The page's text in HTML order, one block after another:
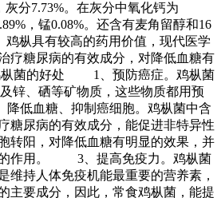
灰分7.73%。在灰分中氧化钙为
，锰0.08%。还含有麦角留醇和16
鸡枞具有较高的药用价值，现代医学
疗糖尿病的有效成分，对降低血糖有
菌的好处 1、预防癌症。鸡枞菌
锌、硒等矿物质，这些物质都用预
低血糖、抑制癌细胞。鸡枞菌中含
糖尿病的有效成分，能促进非特异性
转阳，对降低血糖有明显的效果，并
的作用。 3、提高免疫力。鸡枞菌
维持人体免疫机能最重要的营养素，
主要成分，因此，常食鸡枞菌，能提